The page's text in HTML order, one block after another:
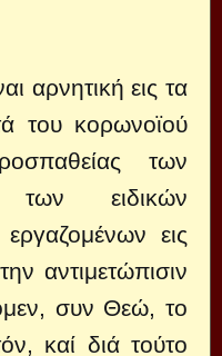
αρνητική εις τα
του κορωνοϊού
των
ειδικών
εις
αντιμετώπισιν
συν Θεώ, το
καί διά τούτο